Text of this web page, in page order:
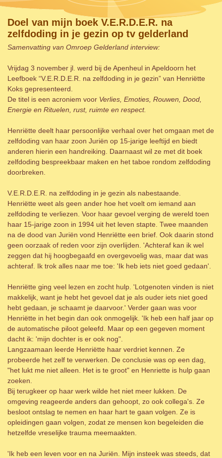
Doel van mijn boek V.E.R.D.E.R. na
zelfdoding in je gezin op tv gelderland
Samenvatting van Omroep Gelderland interview:
Vrijdag 3 november jl. werd bij de Apenheul in Apeldoorn het
Leefboek “V.E.R.D.E.R. na zelfdoding in je gezin” van Henriëtte
Koks gepresenteerd.
De titel is een acroniem voor Verlies, Emoties, Rouwen, Dood,
Energie en Rituelen, rust, ruimte en respect.
Henriëtte deelt haar persoonlijke verhaal over het omgaan met de
zelfdoding van haar zoon Juriën op 15-jarige leeftijd en biedt
anderen hierin een handreiking. Daarnaast wil ze met dit boek
zelfdoding bespreekbaar maken en het taboe rondom zelfdoding
doorbreken.
V.E.R.D.E.R. na zelfdoding in je gezin als nabestaande.
Henriëtte weet als geen ander hoe het voelt om iemand aan
zelfdoding te verliezen. Voor haar gevoel verging de wereld toen
haar 15-jarige zoon in 1994 uit het leven stapte. Twee maanden
na de dood van Juriën vond Henriëtte een brief. Ook daarin stond
geen oorzaak of reden voor zijn overlijden. 'Achteraf kan ik wel
zeggen dat hij hoogbegaafd en overgevoelig was, maar dat was
achteraf. Ik trok alles naar me toe: 'Ik heb iets niet goed gedaan'.
Henriëtte ging veel lezen en zocht hulp. 'Lotgenoten vinden is niet
makkelijk, want je hebt het gevoel dat je als ouder iets niet goed
hebt gedaan, je schaamt je daarvoor.' Verder gaan was voor
Henriëtte in het begin dan ook onmogelijk. 'Ik heb een half jaar op
de automatische piloot geleefd. Maar op een gegeven moment
dacht ik: 'mijn dochter is er ook nog".
Langzaamaan leerde Henriëtte haar verdriet kennen. Ze
probeerde het zelf te verwerken. De conclusie was op een dag,
"het lukt me niet alleen. Het is te groot" en Henriette is hulp gaan
zoeken.
Bij terugkeer op haar werk wilde het niet meer lukken. De
omgeving reageerde anders dan gehoopt, zo ook collega's. Ze
besloot ontslag te nemen en haar hart te gaan volgen. Ze is
opleidingen gaan volgen, zodat ze mensen kon begeleiden die
hetzelfde vreselijke trauma meemaakten.
'Ik heb een leven voor en na Juriën. Mijn insteek was steeds, dat